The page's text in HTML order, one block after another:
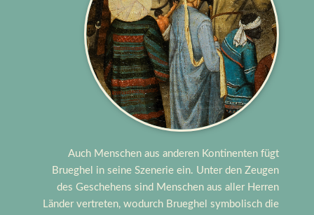
Auch Menschen aus anderen Kontinenten fügt
Brueghel in seine Szenerie ein. Unter den Zeugen
des Geschehens sind Menschen aus aller Herren
Länder vertreten, wodurch Brueghel symbolisch die